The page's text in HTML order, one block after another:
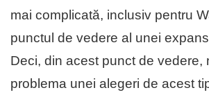
mai complicată, inclusiv pentru
punctul de vedere al unei
Deci, din acest punct de vedere,
problema unei alegeri de acest